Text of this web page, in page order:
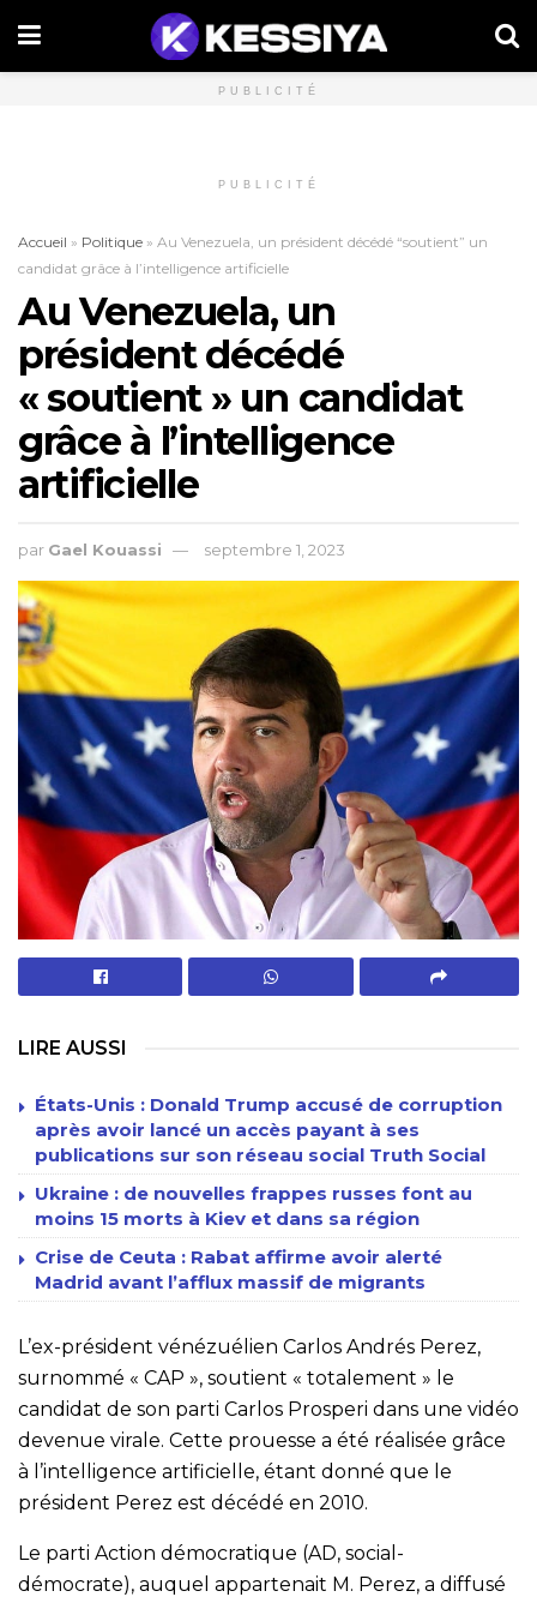
PUBLICITÉ
PUBLICITÉ
Accueil » Politique » Au Venezuela, un président décédé “soutient” un
candidat grâce à l’intelligence artificielle
Au Venezuela, un
président décédé
« soutient » un candidat
grâce à l’intelligence
artificielle
par Gael Kouassi septembre 1, 2023
LIRE AUSSI
États-Unis : Donald Trump accusé de corruption
après avoir lancé un accès payant à ses
publications sur son réseau social Truth Social
Ukraine : de nouvelles frappes russes font au
moins 15 morts à Kiev et dans sa région
Crise de Ceuta : Rabat affirme avoir alerté
Madrid avant l’afflux massif de migrants
L’ex-président vénézuélien Carlos Andrés Perez,
surnommé « CAP », soutient « totalement » le
candidat de son parti Carlos Prosperi dans une vidéo
devenue virale. Cette prouesse a été réalisée grâce
à l’intelligence artificielle, étant donné que le
président Perez est décédé en 2010.
Le parti Action démocratique (AD, social-
démocrate), auquel appartenait M. Perez, a diffusé